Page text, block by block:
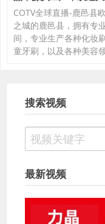
COTV全球直播-鹿邑县
之城的鹿邑县，拥有专
间，专业生产各种化妆
童牙刷，以及各种美容
搜索视频
最新视频